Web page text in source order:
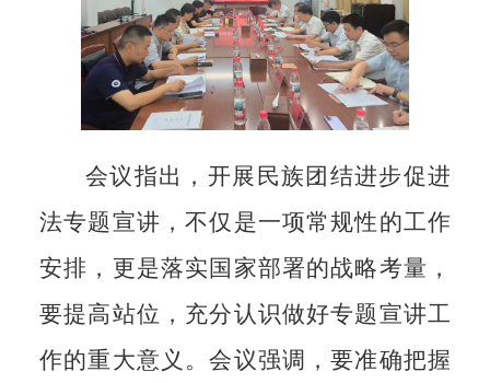
会议指出，开展民族团结进步促进
法专题宣讲，不仅是一项常规性的工作
安排，更是落实国家部署的战略考量，
要提高站位，充分认识做好专题宣讲工
作的重大意义。会议强调，要准确把握